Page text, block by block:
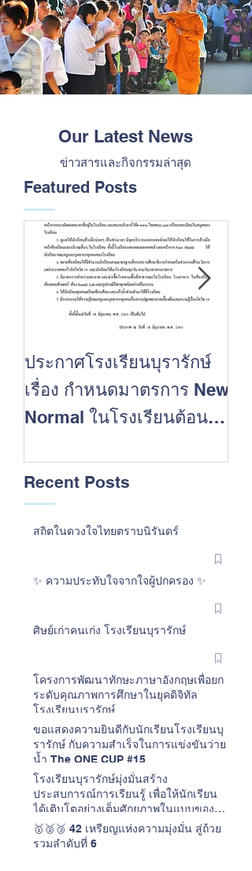
Our Latest News
ข่าวสารและกิจกรรมล่าสุด
Featured Posts
ประกาศโรงเรียนบุรารักษ์
เรื่อง กำหนดมาตรการ New
Normal ในโรงเรียนต้อนรับ
Recent Posts
สถิตในดวงใจไทยตราบนิรันดร์
✨ ความประทับใจจากใจผู้ปกครอง ✨
ศิษย์เก่าคนเก่ง โรงเรียนบุรารักษ์
โครงการพัฒนาทักษะภาษาอังกฤษเพื่อยก
ระดับคุณภาพการศึกษาในยุคดิจิทัล
โรงเรียนบุรารักษ์
ขอแสดงความยินดีกับนักเรียนโรงเรียนบุ
รารักษ์ กับความสำเร็จในการแข่งขันว่าย
น้ำ The ONE CUP #15
โรงเรียนบุรารักษ์มุ่งมั่นสร้าง
ประสบการณ์การเรียนรู้ เพื่อให้นักเรียน
ได้เติบโตอย่างเต็มศักยภาพในแบบของ
ตนเอง
🥇🥈🥉 42 เหรียญแห่งความมุ่งมั่น สู่ถ้วย
รวมลำดับที่ 6